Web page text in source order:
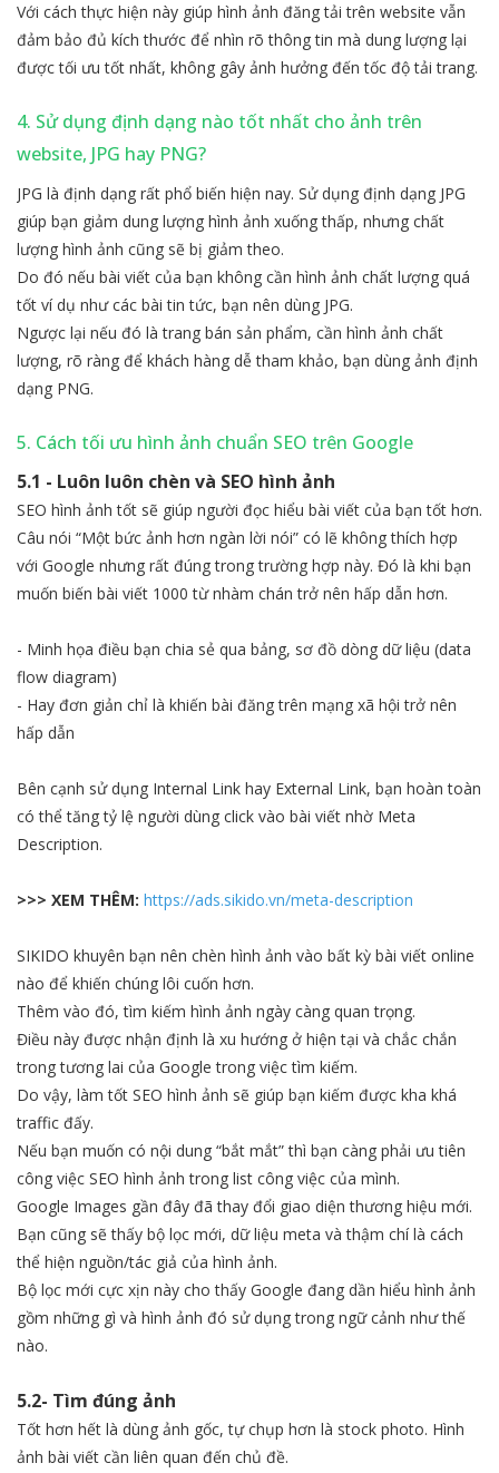
Với cách thực hiện này giúp hình ảnh đăng tải trên website vẫn
đảm bảo đủ kích thước để nhìn rõ thông tin mà dung lượng lại
được tối ưu tốt nhất, không gây ảnh hưởng đến tốc độ tải trang.
4. Sử dụng định dạng nào tốt nhất cho ảnh trên
website, JPG hay PNG?
JPG là định dạng rất phổ biến hiện nay. Sử dụng định dạng JPG
giúp bạn giảm dung lượng hình ảnh xuống thấp, nhưng chất
lượng hình ảnh cũng sẽ bị giảm theo.
Do đó nếu bài viết của bạn không cần hình ảnh chất lượng quá
tốt ví dụ như các bài tin tức, bạn nên dùng JPG.
Ngược lại nếu đó là trang bán sản phẩm, cần hình ảnh chất
lượng, rõ ràng để khách hàng dễ tham khảo, bạn dùng ảnh định
dạng PNG.
5. Cách tối ưu hình ảnh chuẩn SEO trên Google
5.1 - Luôn luôn chèn và SEO hình ảnh
SEO hình ảnh tốt sẽ giúp người đọc hiểu bài viết của bạn tốt hơn.
Câu nói “Một bức ảnh hơn ngàn lời nói” có lẽ không thích hợp
với Google nhưng rất đúng trong trường hợp này. Đó là khi bạn
muốn biến bài viết 1000 từ nhàm chán trở nên hấp dẫn hơn.
- Minh họa điều bạn chia sẻ qua bảng, sơ đồ dòng dữ liệu (data
flow diagram)
- Hay đơn giản chỉ là khiến bài đăng trên mạng xã hội trở nên
hấp dẫn
Bên cạnh sử dụng Internal Link hay External Link, bạn hoàn toàn
có thể tăng tỷ lệ người dùng click vào bài viết nhờ Meta
Description.
>>> XEM THÊM: https://ads.sikido.vn/meta-description
SIKIDO khuyên bạn nên chèn hình ảnh vào bất kỳ bài viết online
nào để khiến chúng lôi cuốn hơn.
Thêm vào đó, tìm kiếm hình ảnh ngày càng quan trọng.
Điều này được nhận định là xu hướng ở hiện tại và chắc chắn
trong tương lai của Google trong việc tìm kiếm.
Do vậy, làm tốt SEO hình ảnh sẽ giúp bạn kiếm được kha khá
traffic đấy.
Nếu bạn muốn có nội dung “bắt mắt” thì bạn càng phải ưu tiên
công việc SEO hình ảnh trong list công việc của mình.
Google Images gần đây đã thay đổi giao diện thương hiệu mới.
Bạn cũng sẽ thấy bộ lọc mới, dữ liệu meta và thậm chí là cách
thể hiện nguồn/tác giả của hình ảnh.
Bộ lọc mới cực xịn này cho thấy Google đang dần hiểu hình ảnh
gồm những gì và hình ảnh đó sử dụng trong ngữ cảnh như thế
nào.
5.2- Tìm đúng ảnh
Tốt hơn hết là dùng ảnh gốc, tự chụp hơn là stock photo. Hình
ảnh bài viết cần liên quan đến chủ đề.